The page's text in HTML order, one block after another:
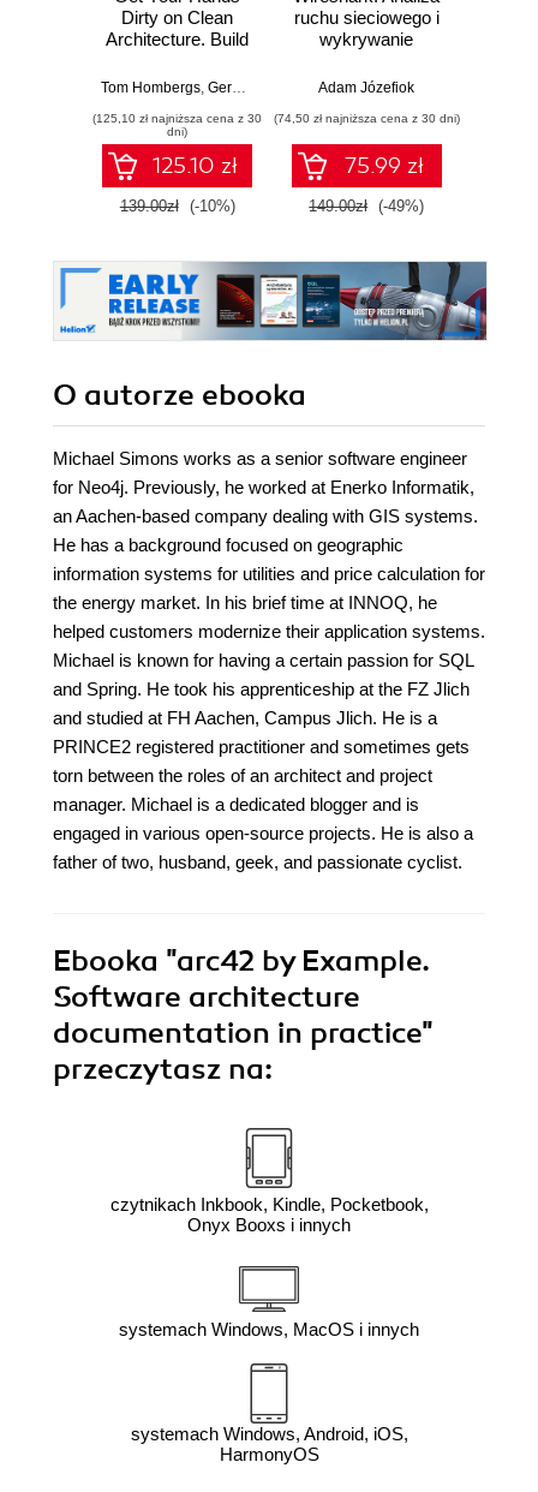
Dirty on Clean
Architecture. Build
with code
Second Edition
Tom Hombergs, Gernot Starke
(125,10 zł najniższa cena z 30
dni)
125.10 zł
139.00zł (-10%)
ruchu sieciowego i
wykrywanie
Adam Józefiok
(74,50 zł najniższa cena z 30 dni)
75.99 zł
149.00zł (-49%)
O autorze ebooka
Michael Simons works as a senior software engineer
for Neo4j. Previously, he worked at Enerko Informatik,
an Aachen-based company dealing with GIS systems.
He has a background focused on geographic
information systems for utilities and price calculation for
the energy market. In his brief time at INNOQ, he
helped customers modernize their application systems.
Michael is known for having a certain passion for SQL
and Spring. He took his apprenticeship at the FZ Jlich
and studied at FH Aachen, Campus Jlich. He is a
PRINCE2 registered practitioner and sometimes gets
torn between the roles of an architect and project
manager. Michael is a dedicated blogger and is
engaged in various open-source projects. He is also a
father of two, husband, geek, and passionate cyclist.
Ebooka "arc42 by Example.
Software architecture
documentation in practice"
przeczytasz na:
czytnikach Inkbook, Kindle, Pocketbook,
Onyx Booxs i innych
systemach Windows, MacOS i innych
systemach Windows, Android, iOS,
HarmonyOS